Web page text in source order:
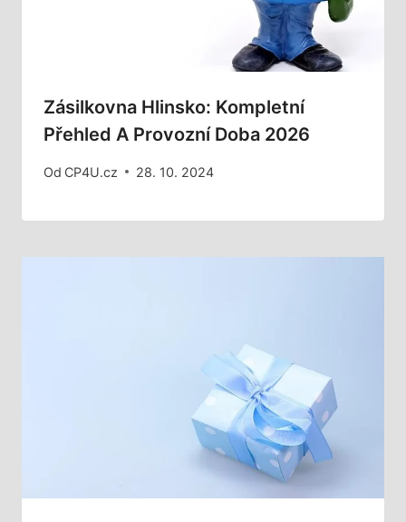
Zásilkovna Hlinsko: Kompletní
Přehled A Provozní Doba 2026
Od CP4U.cz 28. 10. 2024